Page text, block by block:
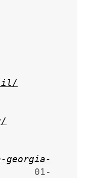
georgia-
01-